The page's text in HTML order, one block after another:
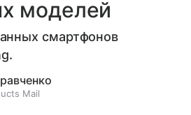
моделей
смартфонов
Mail